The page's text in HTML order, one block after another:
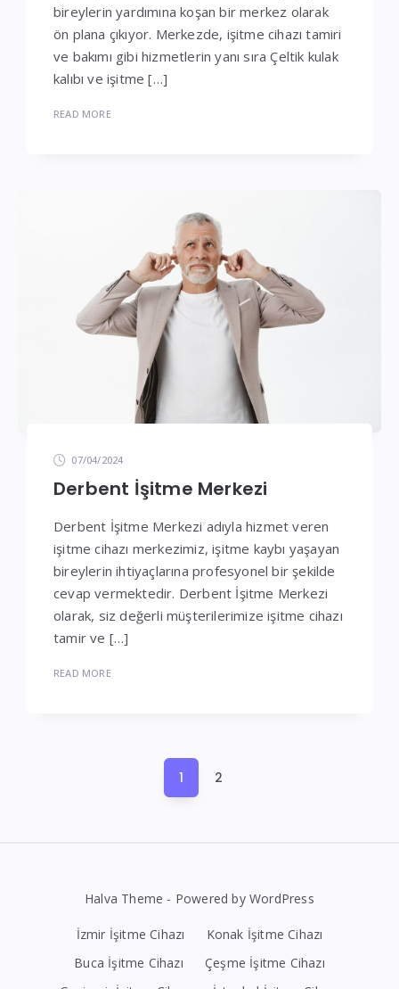
bireylerin yardımına koşan bir merkez olarak
ön plana çıkıyor. Merkezde, işitme cihazı tamiri
ve bakımı gibi hizmetlerin yanı sıra Çeltik kulak
kalıbı ve işitme […]
READ MORE
07/04/2024
Derbent İşitme Merkezi
Derbent İşitme Merkezi adıyla hizmet veren
işitme cihazı merkezimiz, işitme kaybı yaşayan
bireylerin ihtiyaçlarına profesyonel bir şekilde
cevap vermektedir. Derbent İşitme Merkezi
olarak, siz değerli müşterilerimize işitme cihazı
tamir ve […]
READ MORE
1 2
Halva Theme - Powered by WordPress
İzmir İşitme Cihazı
Konak İşitme Cihazı
Buca İşitme Cihazı
Çeşme İşitme Cihazı